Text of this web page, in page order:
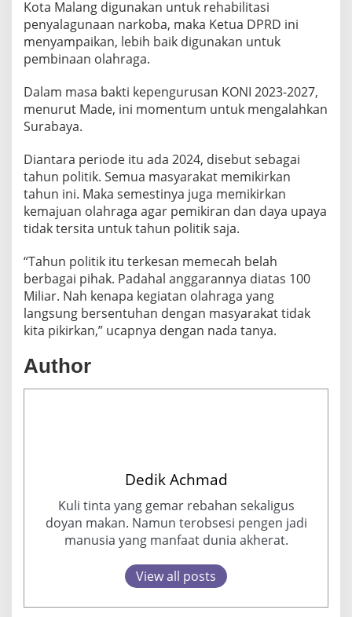
A
K
M
S
A
R
T
J
U
G
A
P
K
I
R
K
A
N
E
Kota Malang digunakan untuk rehabilitasi
penyalagunaan narkoba, maka Ketua DPRD ini
menyampaikan, lebih baik digunakan untuk
pembinaan olahraga.
Dalam masa bakti kepengurusan KONI 2023-2027,
menurut Made, ini momentum untuk mengalahkan
Surabaya.
Diantara periode itu ada 2024, disebut sebagai
tahun politik. Semua masyarakat memikirkan
tahun ini. Maka semestinya juga memikirkan
kemajuan olahraga agar pemikiran dan daya upaya
tidak tersita untuk tahun politik saja.
“Tahun politik itu terkesan memecah belah
berbagai pihak. Padahal anggarannya diatas 100
Miliar. Nah kenapa kegiatan olahraga yang
langsung bersentuhan dengan masyarakat tidak
kita pikirkan,” ucapnya dengan nada tanya.
Author
Dedik Achmad
Kuli tinta yang gemar rebahan sekaligus
doyan makan. Namun terobsesi pengen jadi
manusia yang manfaat dunia akherat.
View all posts